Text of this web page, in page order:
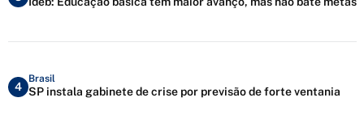
4
Brasil
SP instala gabinete de crise por previsão de forte ventania